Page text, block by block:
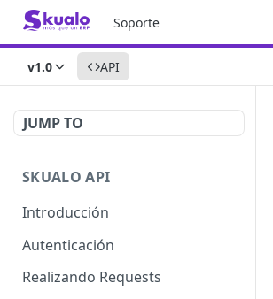
Soporte
v1.0 API
JUMP TO
SKUALO API
Introducción
Autenticación
Realizando Requests